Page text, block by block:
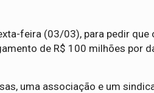
feira (03/03), para pedir
de R$ 100 milhões por
uma associação e um